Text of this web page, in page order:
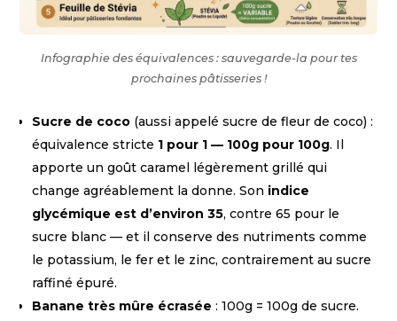
Infographie des équivalences : sauvegarde-la pour tes
prochaines pâtisseries !
Sucre de coco (aussi appelé sucre de fleur de coco) :
équivalence stricte 1 pour 1 — 100g pour 100g. Il
apporte un goût caramel légèrement grillé qui
change agréablement la donne. Son indice
glycémique est d’environ 35, contre 65 pour le
sucre blanc — et il conserve des nutriments comme
le potassium, le fer et le zinc, contrairement au sucre
raffiné épuré.
Banane très mûre écrasée : 100g = 100g de sucre.